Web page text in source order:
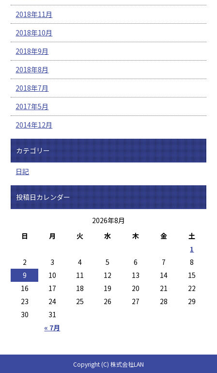
2018年11月
2018年10月
2018年9月
2018年8月
2018年7月
2017年5月
2014年12月
カテゴリー
日記
投稿日カレンダー
2026年8月
日
月 火 水 木 金 土
« 7月
1
2
3 4 5 6 7
8
9
10 11 12 13 14
15
16
17 18 19 20 21
22
23
24 25 26 27 28
29
30
31
Copyright (C) 株式会社LAN